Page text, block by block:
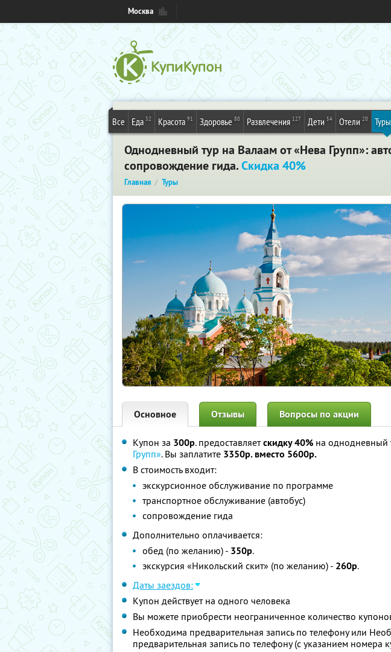
Москва
Все Еда 32 Красота 91 Здоровье 80 Развлечения 127 Дети 54 Отели 20 Туры
Однодневный тур на Валаам от «Нева Групп»:
сопровождение гида.Скидка 40%
Главная Туры
Основное Отзывы Вопросы по акции
Купон за 300р. предоставляетскидку 40% на однодневный
Групп». Вы заплатите 3350р. вместо 5600р.
В стоимость входит:
экскурсионное обслуживание по программе
транспортное обслуживание (автобус)
сопровождение гида
Дополнительно оплачивается:
обед (по желанию) - 350р.
экскурсия «Никольский скит» (по желанию) - 260р.
Даты заездов:
Купон действует на одного человека
Вы можете приобрести неограниченное количество
Необходима предварительная запись по телефону или
предварительная запись по телефону (с указанием номера